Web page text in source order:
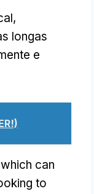
longas
e
which can
to